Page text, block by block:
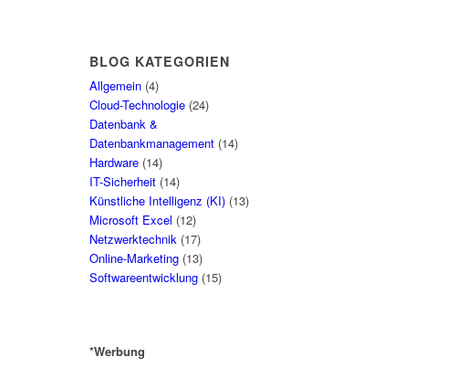
BLOG KATEGORIEN
Allgemein (4)
Cloud-Technologie (24)
Datenbank &
Datenbankmanagement (14)
Hardware (14)
IT-Sicherheit (14)
Künstliche Intelligenz (KI) (13)
Microsoft Excel (12)
Netzwerktechnik (17)
Online-Marketing (13)
Softwareentwicklung (15)
*Werbung